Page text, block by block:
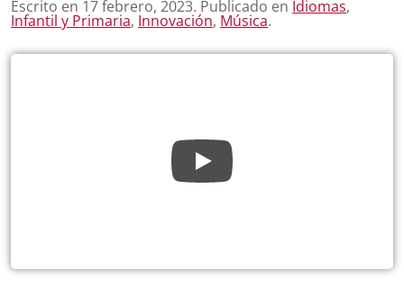
Escrito en 17 febrero, 2023. Publicado en Idiomas,
Infantil y Primaria, Innovación, Música.